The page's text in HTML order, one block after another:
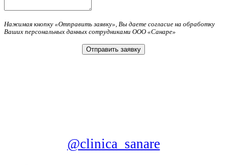
Нажимая кнопку «Отправить заявку», Вы даете согласие на обработку
Ваших персональных данных сотрудниками ООО «Санаре»
@clinica_sanare